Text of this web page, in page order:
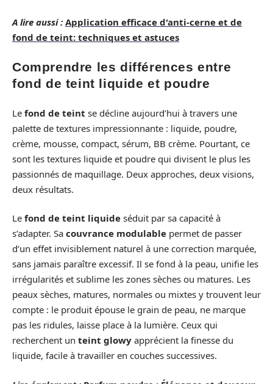
A lire aussi : Application efficace d'anti-cerne et de
fond de teint: techniques et astuces
Comprendre les différences entre
fond de teint liquide et poudre
Le fond de teint se décline aujourd’hui à travers une
palette de textures impressionnante : liquide, poudre,
crème, mousse, compact, sérum, BB crème. Pourtant, ce
sont les textures liquide et poudre qui divisent le plus les
passionnés de maquillage. Deux approches, deux visions,
deux résultats.
Le fond de teint liquide séduit par sa capacité à
s’adapter. Sa couvrance modulable permet de passer
d’un effet invisiblement naturel à une correction marquée,
sans jamais paraître excessif. Il se fond à la peau, unifie les
irrégularités et sublime les zones sèches ou matures. Les
peaux sèches, matures, normales ou mixtes y trouvent leur
compte : le produit épouse le grain de peau, ne marque
pas les ridules, laisse place à la lumière. Ceux qui
recherchent un teint glowy apprécient la finesse du
liquide, facile à travailler en couches successives.